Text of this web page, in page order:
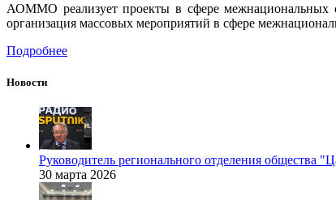
АОММО реализует проекты в сфере межнациональных
организация массовых мероприятий в сфере
Подробнее
Новости
Руководитель регионального отделения общества
30 марта 2026